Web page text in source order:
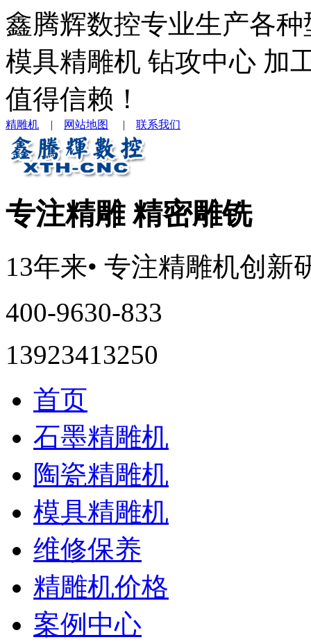
鑫腾辉数控专业生产各
模具精雕机 钻攻中心 加
值得信赖！
精雕机 | 网站地图 | 联系我们
专注精雕 精密雕铣
13年来• 专注精雕机创新
400-9630-833
13923413250
首页
石墨精雕机
陶瓷精雕机
模具精雕机
维修保养
精雕机价格
案例中心